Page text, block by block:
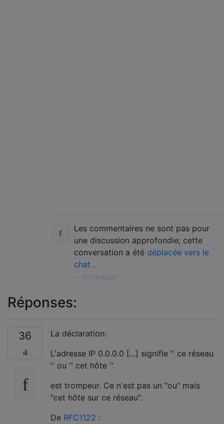
Les commentaires ne sont pas pour
une discussion approfondie; cette
conversation a été déplacée vers le
chat .
Ron Maupin
Réponses:
36
La déclaration:
L'adresse IP 0.0.0.0 [...] signifie '' ce réseau
'' ou '' cet hôte ''.
est trompeur. Ce n'est pas un "ou" mais
"cet hôte sur ce réseau".
De RFC1122 :